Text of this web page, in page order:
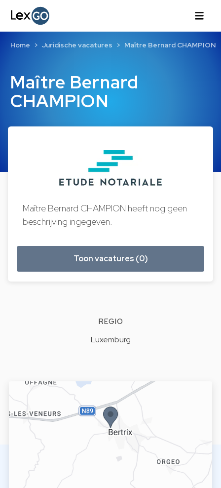
Maître Bernard
CHAMPION
Home Juridische vacatures Maître Bernard CHAMPION
Maître Bernard CHAMPION heeft nog geen
beschrijving ingegeven.
Toon vacatures (0)
REGIO
Luxemburg